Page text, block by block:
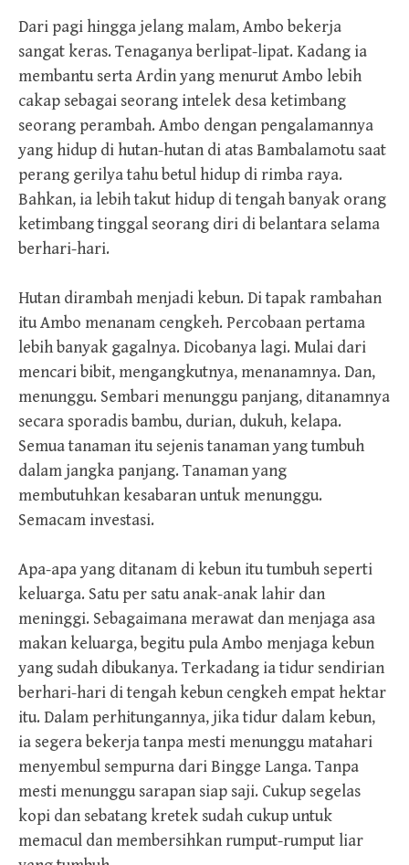
Dari pagi hingga jelang malam, Ambo bekerja
sangat keras. Tenaganya berlipat-lipat. Kadang ia
membantu serta Ardin yang menurut Ambo lebih
cakap sebagai seorang intelek desa ketimbang
seorang perambah. Ambo dengan pengalamannya
yang hidup di hutan-hutan di atas Bambalamotu saat
perang gerilya tahu betul hidup di rimba raya.
Bahkan, ia lebih takut hidup di tengah banyak orang
ketimbang tinggal seorang diri di belantara selama
berhari-hari.
Hutan dirambah menjadi kebun. Di tapak rambahan
itu Ambo menanam cengkeh. Percobaan pertama
lebih banyak gagalnya. Dicobanya lagi. Mulai dari
mencari bibit, mengangkutnya, menanamnya. Dan,
menunggu. Sembari menunggu panjang, ditanamnya
secara sporadis bambu, durian, dukuh, kelapa.
Semua tanaman itu sejenis tanaman yang tumbuh
dalam jangka panjang. Tanaman yang
membutuhkan kesabaran untuk menunggu.
Semacam investasi.
Apa-apa yang ditanam di kebun itu tumbuh seperti
keluarga. Satu per satu anak-anak lahir dan
meninggi. Sebagaimana merawat dan menjaga asa
makan keluarga, begitu pula Ambo menjaga kebun
yang sudah dibukanya. Terkadang ia tidur sendirian
berhari-hari di tengah kebun cengkeh empat hektar
itu. Dalam perhitungannya, jika tidur dalam kebun,
ia segera bekerja tanpa mesti menunggu matahari
menyembul sempurna dari Bingge Langa. Tanpa
mesti menunggu sarapan siap saji. Cukup segelas
kopi dan sebatang kretek sudah cukup untuk
memacul dan membersihkan rumput-rumput liar